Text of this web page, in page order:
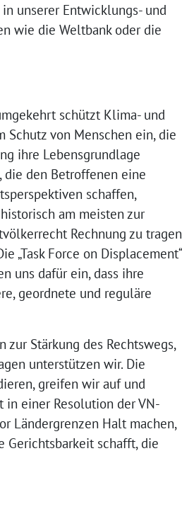
unserer Entwicklungs- und
wie die Weltbank oder die
schützt Klima- und
von Menschen ein, die
ihre Lebensgrundlage
die den Betroffenen eine
schaffen,
am meisten zur
Rechnung zu tragen
„Task Force on Displacement“
uns dafür ein, dass ihre
geordnete und reguläre
Stärkung des Rechtswegs,
unterstützen wir. Die
greifen wir auf und
in einer Resolution der VN-
Ländergrenzen Halt machen,
Gerichtsbarkeit schafft, die